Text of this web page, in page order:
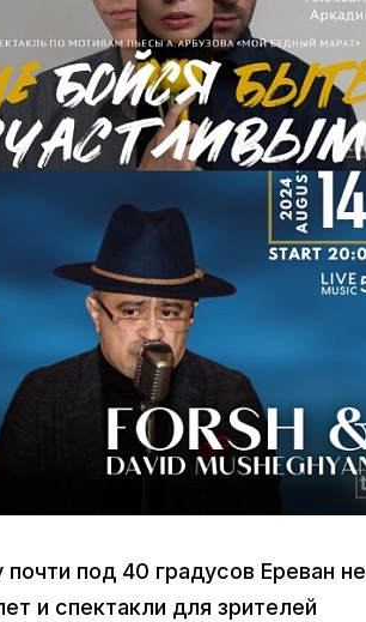
под 40 градусов Ереван не
и спектакли для зрителей